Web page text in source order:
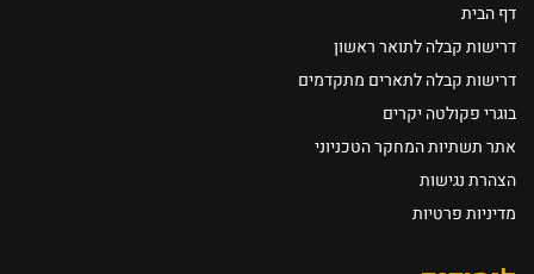
דף הבית
דרישות קבלה לתואר ראשון
דרישות קבלה לתארים מתקדמים
בוגרי פקולטה יקרים
אתר תשתיות המחקר הטכניוני
הצהרת נגישות
מדיניות פרטיות